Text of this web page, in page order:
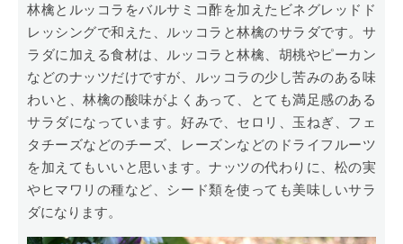
林檎とルッコラをバルサミコ酢を加えたビネグレッドド
レッシングで和えた、ルッコラと林檎のサラダです。サ
ラダに加える食材は、ルッコラと林檎、胡桃やピーカン
などのナッツだけですが、ルッコラの少し苦みのある味
わいと、林檎の酸味がよくあって、とても満足感のある
サラダになっています。好みで、セロリ、玉ねぎ、フェ
タチーズなどのチーズ、レーズンなどのドライフルーツ
を加えてもいいと思います。ナッツの代わりに、松の実
やヒマワリの種など、シード類を使っても美味しいサラ
ダになります。